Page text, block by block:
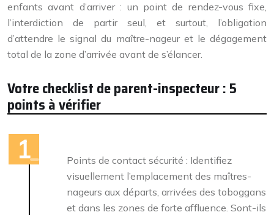
enfants avant d’arriver : un point de rendez-vous fixe,
l’interdiction de partir seul, et surtout, l’obligation
d’attendre le signal du maître-nageur et le dégagement
total de la zone d’arrivée avant de s’élancer.
Votre checklist de parent-inspecteur : 5
points à vérifier
Points de contact sécurité : Identifiez
visuellement l’emplacement des maîtres-
nageurs aux départs, arrivées des toboggans
et dans les zones de forte affluence. Sont-ils